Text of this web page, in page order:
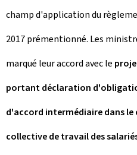
champ d'application du
2017 prémentionné. Les
marqué leur accord avec le
portant déclaration
d'accord intermédiaire dans le
collective de travail des